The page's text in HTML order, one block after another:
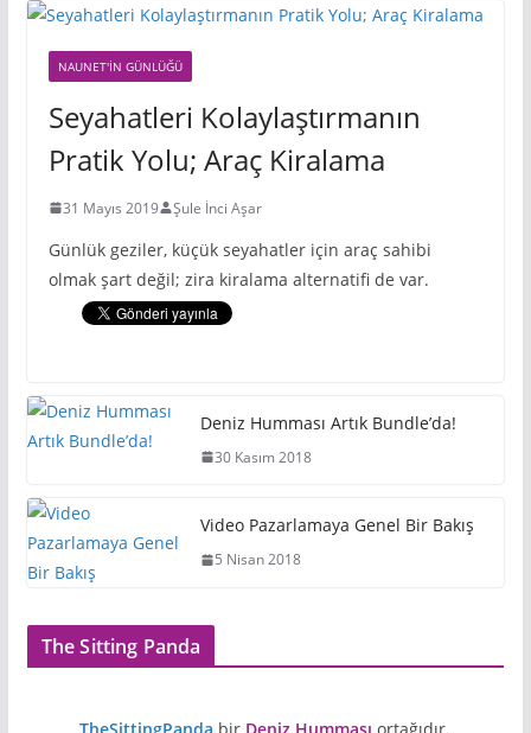
NAUNET'IN GÜNLÜĞÜ
Seyahatleri Kolaylaştırmanın
Pratik Yolu; Araç Kiralama
31 Mayıs 2019 Şule İnci Aşar
Günlük geziler, küçük seyahatler için araç sahibi
olmak şart değil; zira kiralama alternatifi de var.
Deniz Humması Artık Bundle’da!
30 Kasım 2018
Video Pazarlamaya Genel Bir Bakış
5 Nisan 2018
The Sitting Panda
TheSittingPanda bir Deniz Humması ortağıdır.